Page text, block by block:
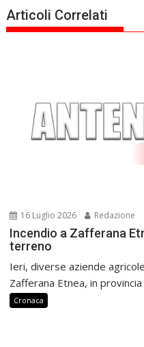
Articoli Correlati
16 Luglio 2026 Redazione
Incendio a Zafferana
terreno
Ieri, diverse aziende
Zafferana Etnea, in
Cronaca